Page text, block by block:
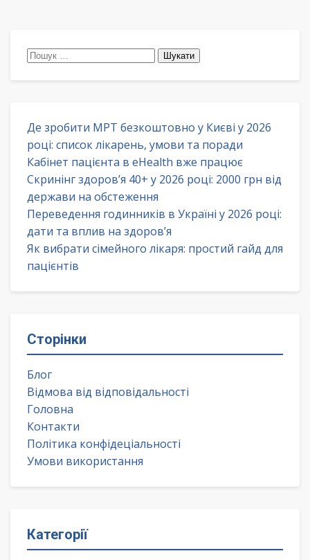
Пошук:
Де зробити МРТ безкоштовно у Києві у 2026
році: список лікарень, умови та поради
Кабінет пацієнта в eHealth вже працює
Скринінг здоров’я 40+ у 2026 році: 2000 грн від
держави на обстеження
Переведення годинників в Україні у 2026 році:
дати та вплив на здоров’я
Як вибрати сімейного лікаря: простий гайд для
пацієнтів
Сторінки
Блог
Відмова від відповідальності
Головна
Контакти
Політика конфідеціальності
Умови використання
Категорії